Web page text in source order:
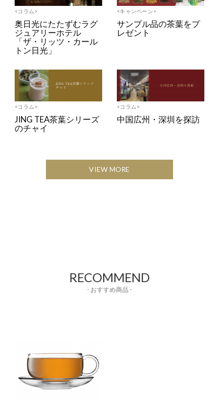
<コラム>
奥日光にたたずむラグ
ジュアリーホテル
「ザ・リッツ・カール
トン日光」
<キャンペーン>
サンプル品の茶葉をプ
レゼント
<コラム>
JING TEA茶葉シリーズ
のチャイ
<コラム>
中国広州・深圳を探訪
VIEW MORE
RECOMMEND
- おすすめ商品 -